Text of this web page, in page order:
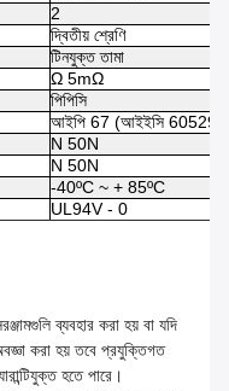
2
দ্বিতীয় শ্রেণি
টিনযুক্ত তামা
Ω 5mΩ
পিপিসি
আইপি 67 (আইইসি 60529)
N 50N
N 50N
-40ºC ~ + 85ºC
UL94V - 0
ব্যবহার করা হয় বা যদি
করা হয় তবে প্রযুক্তিগত
হতে পারে।